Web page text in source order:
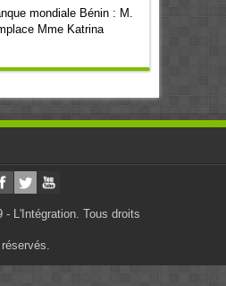
mondiale Bénin : M.
Mme Katrina
- L'Intégration. Tous droits
réservés.